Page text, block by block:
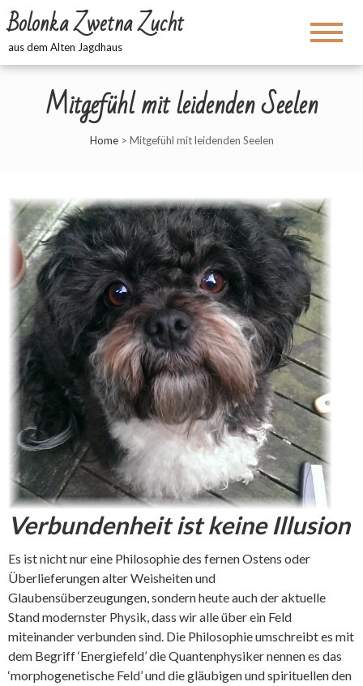
Bolonka Zwetna Zucht
aus dem Alten Jagdhaus
Mitgefühl mit leidenden Seelen
Home> Mitgefühl mit leidenden Seelen
Verbundenheit ist keine Illusion
Es ist nicht nur eine Philosophie des fernen Ostens oder
Überlieferungen alter Weisheiten und
Glaubensüberzeugungen, sondern heute auch der aktuelle
Stand modernster Physik, dass wir alle über ein Feld
miteinander verbunden sind. Die Philosophie umschreibt es mit
dem Begriff ‘Energiefeld’ die Quantenphysiker nennen es das
‘morphogenetische Feld’ und die gläubigen und spirituellen den